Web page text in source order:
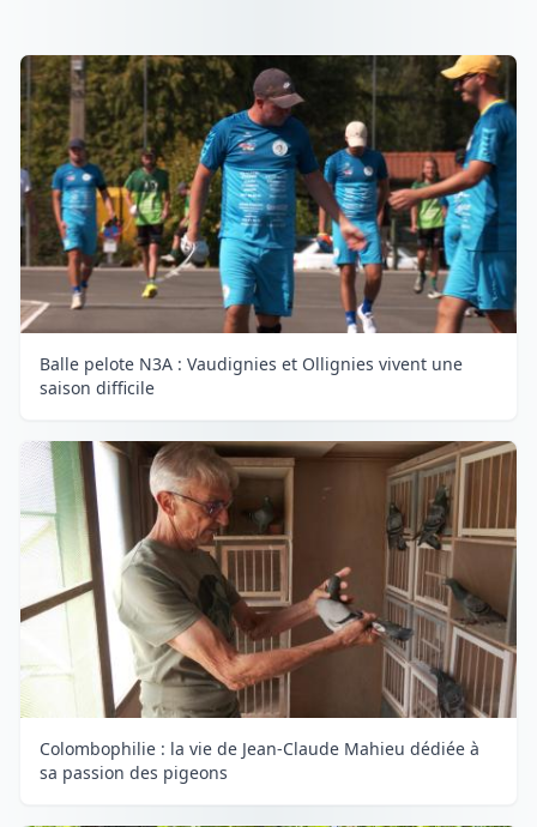
Balle pelote N3A : Vaudignies et Ollignies vivent une
saison difficile
Colombophilie : la vie de Jean-Claude Mahieu dédiée à
sa passion des pigeons